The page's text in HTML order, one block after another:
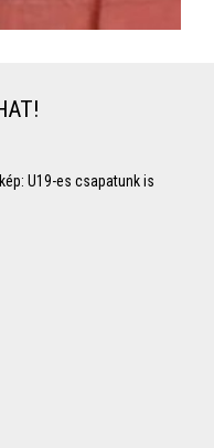
U19-es csapatunk is